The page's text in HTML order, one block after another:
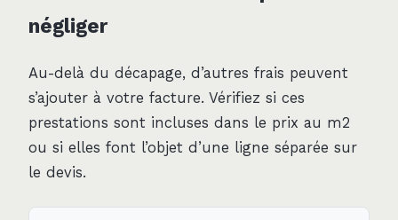
négliger
Au-delà du décapage, d’autres frais peuvent
s’ajouter à votre facture. Vérifiez si ces
prestations sont incluses dans le prix au m2
ou si elles font l’objet d’une ligne séparée sur
le devis.